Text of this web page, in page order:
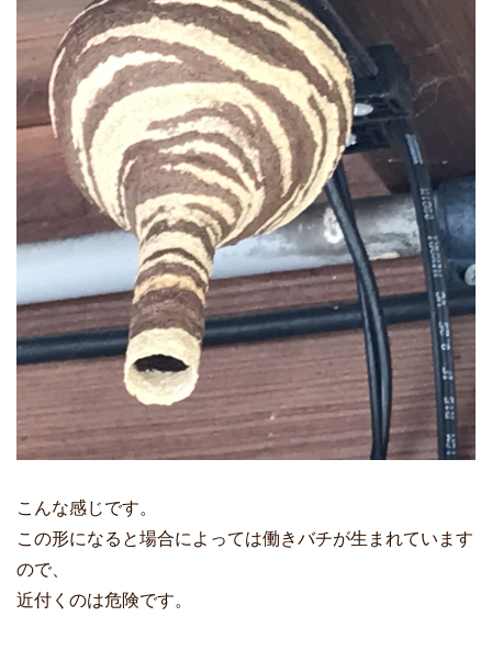
こんな感じです。
この形になると場合によっては働きバチが生まれています
ので、
近付くのは危険です。